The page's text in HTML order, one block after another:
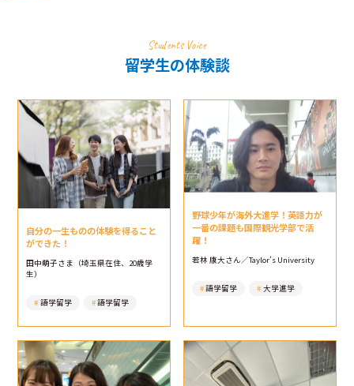
Students Voice
留学生の体験談
自分の一生ものの体験を得ること
ができた！
田中萌子さま（埼玉県在住、20歳学
生）
語学留学 語学留学
野球少年が海外大進学！英語力が
一番の課題も国際観光学部で活
躍！
若林 康大さん／Taylor’s University
語学留学 大学進学